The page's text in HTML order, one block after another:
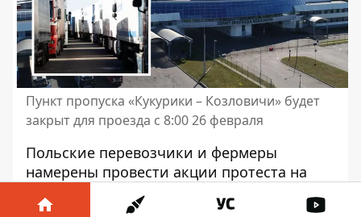
Пункт пропуска «Кукурики – Козловичи» будет
закрыт для проезда с 8:00 26 февраля
Польские перевозчики и фермеры
намерены провести акции протеста на
с беларусью. Они хотят
заблокировать единственный